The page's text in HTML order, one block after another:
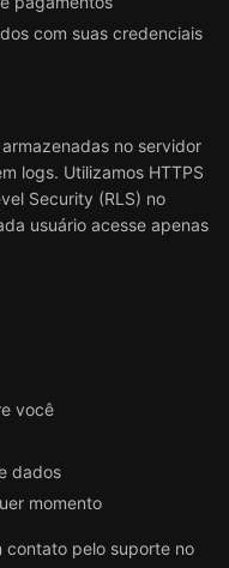
com suas credenciais
no servidor
logs. Utilizamos HTTPS
Security (RLS) no
usuário acesse apenas
você
dados
momento
contato pelo suporte no